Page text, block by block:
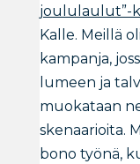
joululaulut”-
Kalle. Meillä
kampanja,
lumeen ja
muokataan
skenaarioita.
bono työnä,